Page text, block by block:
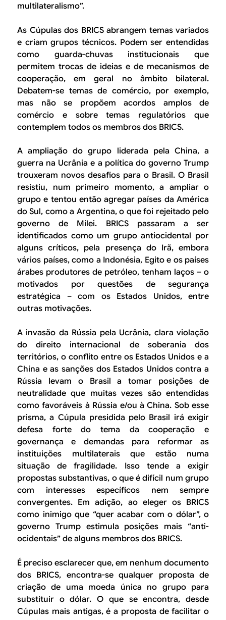
multilateralismo”.
As Cúpulas dos BRICS abrangem temas variados
e criam grupos técnicos. Podem ser entendidas
como guarda-chuvas institucionais que
permitem trocas de ideias e de mecanismos de
cooperação, em geral no âmbito bilateral.
Debatem-se temas de comércio, por exemplo,
mas não se propõem acordos amplos de
comércio e sobre temas regulatórios que
contemplem todos os membros dos BRICS.
A ampliação do grupo liderada pela China, a
guerra na Ucrânia e a política do governo Trump
trouxeram novos desafios para o Brasil. O Brasil
resistiu, num primeiro momento, a ampliar o
grupo e tentou então agregar países da América
do Sul, como a Argentina, o que foi rejeitado pelo
governo de Milei. BRICS passaram a ser
identificados como um grupo antiocidental por
alguns críticos, pela presença do Irã, embora
vários países, como a Indonésia, Egito e os países
árabes produtores de petróleo, tenham laços – o
motivados por questões de segurança
estratégica – com os Estados Unidos, entre
outras motivações.
A invasão da Rússia pela Ucrânia, clara violação
do direito internacional de soberania dos
territórios, o conflito entre os Estados Unidos e a
China e as sanções dos Estados Unidos contra a
Rússia levam o Brasil a tomar posições de
neutralidade que muitas vezes são entendidas
como favoráveis à Rússia e/ou à China. Sob esse
prisma, a Cúpula presidida pelo Brasil irá exigir
defesa forte do tema da cooperação e
governança e demandas para reformar as
instituições multilaterais que estão numa
situação de fragilidade. Isso tende a exigir
propostas substantivas, o que é difícil num grupo
com interesses específicos nem sempre
convergentes. Em adição, ao eleger os BRICS
como inimigo que “quer acabar com o dólar”, o
governo Trump estimula posições mais “anti-
ocidentais” de alguns membros dos BRICS.
É preciso esclarecer que, em nenhum documento
dos BRICS, encontra-se qualquer proposta de
criação de uma moeda única no grupo para
substituir o dólar. O que se encontra, desde
Cúpulas mais antigas, é a proposta de facilitar o